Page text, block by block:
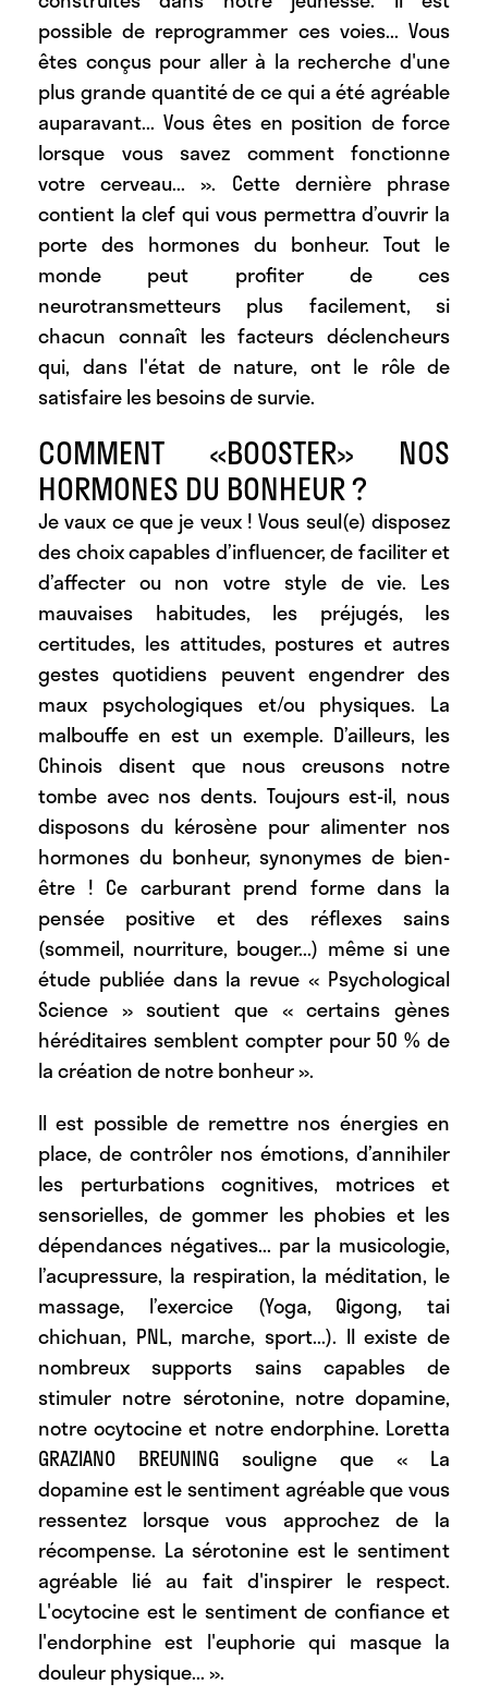
possible de reprogrammer ces voies... Vous
êtes conçus pour aller à la recherche d'une
plus grande quantité de ce qui a été agréable
auparavant... Vous êtes en position de force
lorsque vous savez comment fonctionne
votre cerveau... ». Cette dernière phrase
contient la clef qui vous permettra d’ouvrir la
porte des hormones du bonheur. Tout le
monde peut profiter de ces
neurotransmetteurs plus facilement, si
chacun connaît les facteurs déclencheurs
qui, dans l'état de nature, ont le rôle de
satisfaire les besoins de survie.
COMMENT «BOOSTER» NOS
HORMONES DU BONHEUR ?
Je vaux ce que je veux ! Vous seul(e) disposez
des choix capables d’influencer, de faciliter et
d’affecter ou non votre style de vie. Les
mauvaises habitudes, les préjugés, les
certitudes, les attitudes, postures et autres
gestes quotidiens peuvent engendrer des
maux psychologiques et/ou physiques. La
malbouffe en est un exemple. D’ailleurs, les
Chinois disent que nous creusons notre
tombe avec nos dents. Toujours est-il, nous
disposons du kérosène pour alimenter nos
hormones du bonheur, synonymes de bien-
être ! Ce carburant prend forme dans la
pensée positive et des réflexes sains
(sommeil, nourriture, bouger...) même si une
étude publiée dans la revue « Psychological
Science » soutient que « certains gènes
héréditaires semblent compter pour 50 % de
la création de notre bonheur ».
Il est possible de remettre nos énergies en
place, de contrôler nos émotions, d’annihiler
les perturbations cognitives, motrices et
sensorielles, de gommer les phobies et les
dépendances négatives... par la musicologie,
l’acupressure, la respiration, la méditation, le
massage, l’exercice (Yoga, Qigong, tai
chichuan, PNL, marche, sport...). Il existe de
nombreux supports sains capables de
stimuler notre sérotonine, notre dopamine,
notre ocytocine et notre endorphine. Loretta
GRAZIANO BREUNING souligne que « La
dopamine est le sentiment agréable que vous
ressentez lorsque vous approchez de la
récompense. La sérotonine est le sentiment
agréable lié au fait d'inspirer le respect.
L'ocytocine est le sentiment de confiance et
l'endorphine est l'euphorie qui masque la
douleur physique... ».